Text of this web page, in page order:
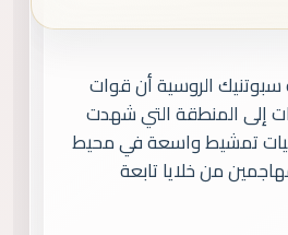
سبوتنيك الروسية أن قوات
إلى المنطقة التي شهدت
تمشيط واسعة في محيط
من خلايا تابعة